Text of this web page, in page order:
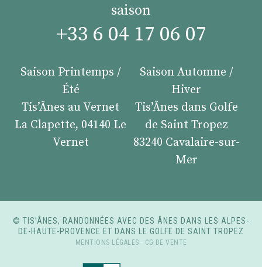
saison
+33 6 04 17 06 07
Saison Printemps /
Été
Tis’Ânes au Vernet
La Clapette, 04140 Le
Vernet
Saison Automne /
Hiver
Tis’Ânes dans Golfe
de Saint Tropez
83240 Cavalaire-sur-
Mer
© TIS’ÂNES, RANDONNÉES AVEC DES ÂNES DANS LES ALPES-
DE-HAUTE-PROVENCE ET DANS LE GOLFE DE SAINT TROPEZ
MENTIONS LÉGALES - CG DE VENTE